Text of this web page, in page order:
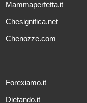
Mammaperfetta.it
Chesignifica.net
Chenozze.com
Forexiamo.it
Dietando.it